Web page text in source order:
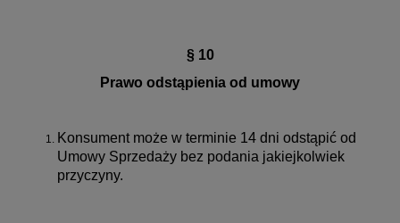
§ 10
Prawo odstąpienia od umowy
Konsument może w terminie 14 dni odstąpić od
Umowy Sprzedaży bez podania jakiejkolwiek
przyczyny.